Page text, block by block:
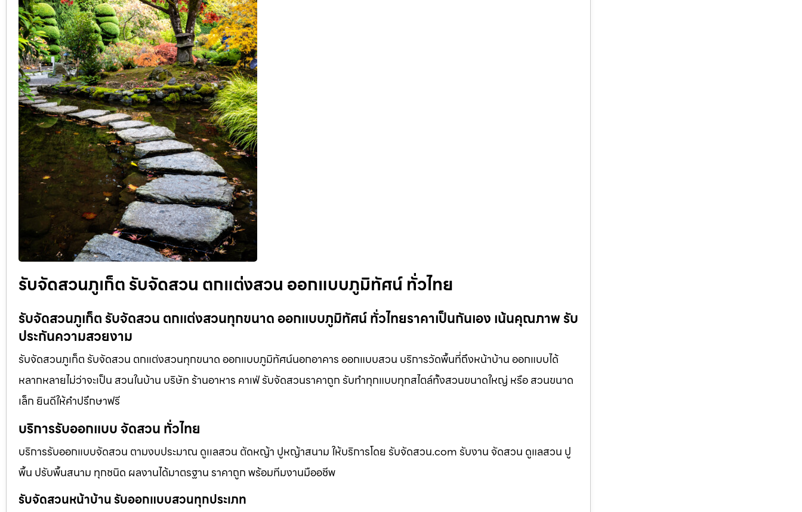
รับจัดสวนภูเก็ต รับจัดสวน ตกแต่งสวน ออกแบบภูมิทัศน์ ทั่วไทย
รับจัดสวนภูเก็ต รับจัดสวน ตกแต่งสวนทุกขนาด ออกแบบภูมิทัศน์ ทั่วไทยราคาเป็นกันเอง เน้นคุณภาพ รับ
ประกันความสวยงาม
รับจัดสวนภูเก็ต รับจัดสวน ตกแต่งสวนทุกขนาด ออกแบบภูมิทัศน์นอกอาคาร ออกแบบสวน บริการวัดพื้นที่ถึงหน้าบ้าน ออกแบบได้
หลากหลายไม่ว่าจะเป็น สวนในบ้าน บริษัท ร้านอาหาร คาเฟ่ รับจัดสวนราคาถูก รับทำทุกแบบทุกสไตล์ทั้งสวนขนาดใหญ่ หรือ สวนขนาด
เล็ก ยินดีให้คำปรึกษาฟรี
บริการรับออกแบบ จัดสวน ทั่วไทย
บริการรับออกแบบจัดสวน ตามงบประมาณ ดูเเลสวน ตัดหญ้า ปูหญ้าสนาม ให้บริการโดย รับจัดสวน.com รับงาน จัดสวน ดูแลสวน ปู
พื้น ปรับพื้นสนาม ทุกชนิด ผลงานได้มาตรฐาน ราคาถูก พร้อมทีมงานมืออชีพ
รับจัดสวนหน้าบ้าน รับออกแบบสวนทุกประเภท